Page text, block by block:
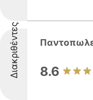
Διακριθέντες 8.6